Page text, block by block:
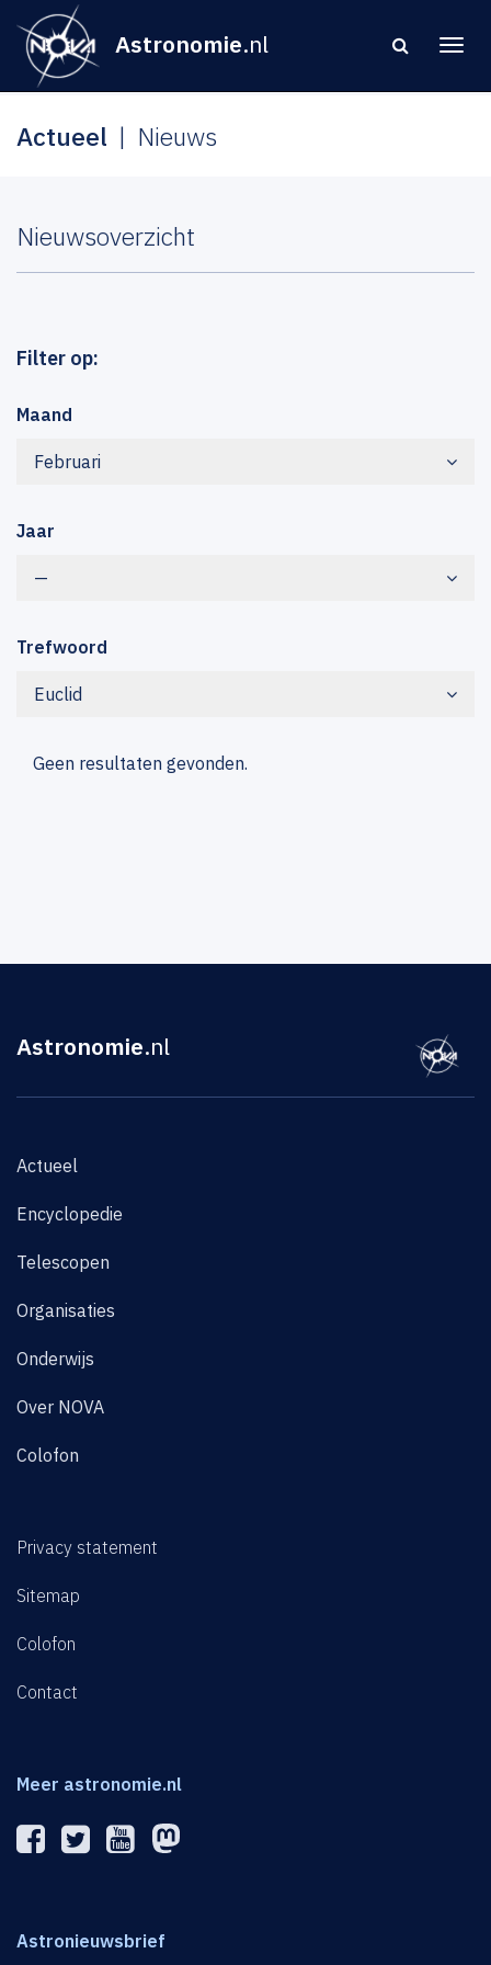
Astronomie.nl
Actueel Nieuws
Nieuwsoverzicht
Filter op:
Maand
Februari
Jaar
—
Trefwoord
Euclid
Geen resultaten gevonden.
Astronomie.nl
Actueel
Encyclopedie
Telescopen
Organisaties
Onderwijs
Over NOVA
Colofon
Privacy statement
Sitemap
Colofon
Contact
Meer astronomie.nl
Astronieuwsbrief